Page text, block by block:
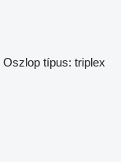
Oszlop típus: triplex